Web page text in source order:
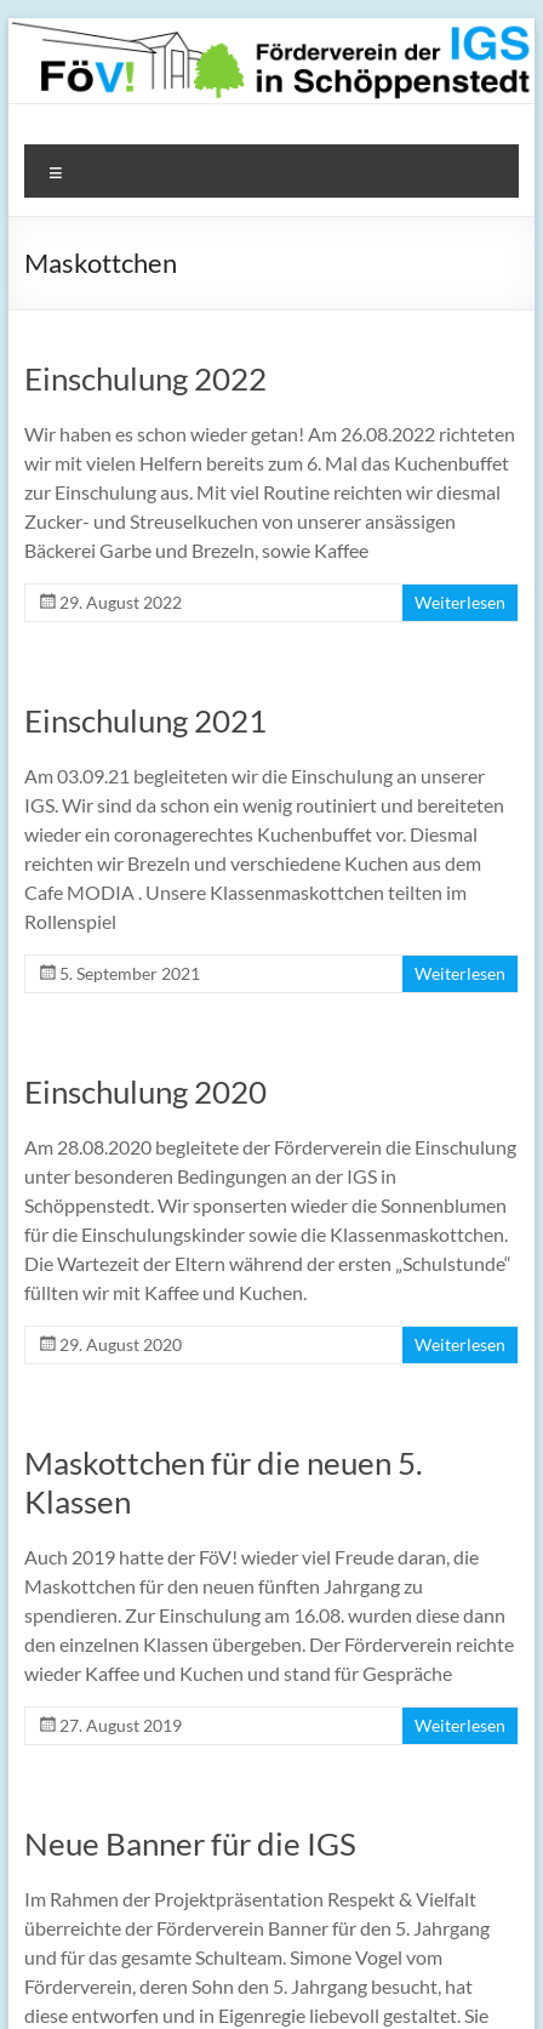
Zum
springen
FöV! – Förderverein der
IGS in Schöppenstedt
Maskottchen
Einschulung 2022
Wir haben es schon wieder getan! Am 26.08.2022 richteten
wir mit vielen Helfern bereits zum 6. Mal das Kuchenbuffet
zur Einschulung aus. Mit viel Routine reichten wir diesmal
Zucker- und Streuselkuchen von unserer ansässigen
Bäckerei Garbe und Brezeln, sowie Kaffee
29. August 2022 Weiterlesen
Einschulung 2021
Am 03.09.21 begleiteten wir die Einschulung an unserer
IGS. Wir sind da schon ein wenig routiniert und bereiteten
wieder ein coronagerechtes Kuchenbuffet vor. Diesmal
reichten wir Brezeln und verschiedene Kuchen aus dem
Cafe MODIA . Unsere Klassenmaskottchen teilten im
Rollenspiel
5. September 2021 Weiterlesen
Einschulung 2020
Am 28.08.2020 begleitete der Förderverein die Einschulung
unter besonderen Bedingungen an der IGS in
Schöppenstedt. Wir sponserten wieder die Sonnenblumen
für die Einschulungskinder sowie die Klassenmaskottchen.
Die Wartezeit der Eltern während der ersten „Schulstunde“
füllten wir mit Kaffee und Kuchen.
29. August 2020 Weiterlesen
Maskottchen für die neuen 5.
Klassen
Auch 2019 hatte der FöV! wieder viel Freude daran, die
Maskottchen für den neuen fünften Jahrgang zu
spendieren. Zur Einschulung am 16.08. wurden diese dann
den einzelnen Klassen übergeben. Der Förderverein reichte
wieder Kaffee und Kuchen und stand für Gespräche
27. August 2019 Weiterlesen
Neue Banner für die IGS
Im Rahmen der Projektpräsentation Respekt & Vielfalt
überreichte der Förderverein Banner für den 5. Jahrgang
und für das gesamte Schulteam. Simone Vogel vom
Förderverein, deren Sohn den 5. Jahrgang besucht, hat
diese entworfen und in Eigenregie liebevoll gestaltet. Sie